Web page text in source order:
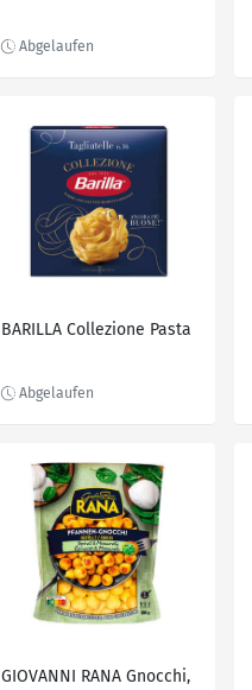
BARILLA Collezione Pasta
GIOVANNI RANA Gnocchi,